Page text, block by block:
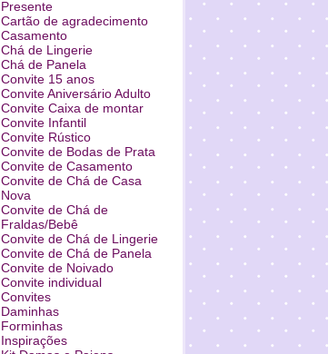
Presente
Cartão de agradecimento
Casamento
Chá de Lingerie
Chá de Panela
Convite 15 anos
Convite Aniversário Adulto
Convite Caixa de montar
Convite Infantil
Convite Rústico
Convite de Bodas de Prata
Convite de Casamento
Convite de Chá de Casa
Nova
Convite de Chá de
Fraldas/Bebê
Convite de Chá de Lingerie
Convite de Chá de Panela
Convite de Noivado
Convite individual
Convites
Daminhas
Forminhas
Inspirações